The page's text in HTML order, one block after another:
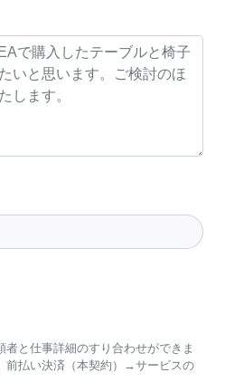
と仕事詳細のすり合わせができま
前払い決済（本契約）→サービスの